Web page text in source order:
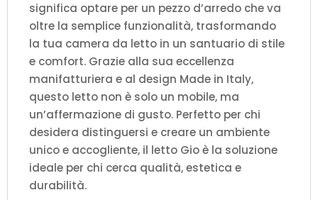
significa optare per un pezzo d’arredo che va
oltre la semplice funzionalità, trasformando
la tua camera da letto in un santuario di stile
e comfort. Grazie alla sua eccellenza
manifatturiera e al design Made in Italy,
questo letto non è solo un mobile, ma
un’affermazione di gusto. Perfetto per chi
desidera distinguersi e creare un ambiente
unico e accogliente, il letto Gio è la soluzione
ideale per chi cerca qualità, estetica e
durabilità.